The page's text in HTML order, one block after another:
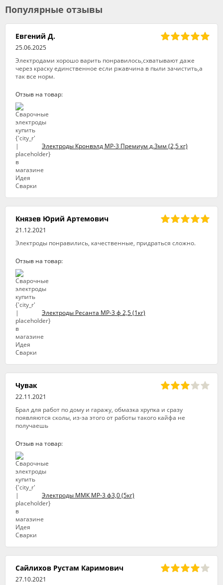
Популярные отзывы
Евгений Д.
25.06.2025
Электродами хорошо варить понравилось,схватывают даже
через краску единственное если ржавчина в пыли зачистить,а
так все норм.
Отзыв на товар:
Электроды Кронвэлд МР-3 Премиум д.3мм (2,5 кг)
Князев Юрий Артемович
21.12.2021
Электроды понравились, качественные, придраться сложно.
Отзыв на товар:
Электроды Ресанта МР-3 ф 2,5 (1кг)
Чувак
22.11.2021
Брал для работ по дому и гаражу, обмазка хрупка и сразу
появляются сколы, из-за этого от работы такого кайфа не
получаешь
Отзыв на товар:
Электроды ММК МР-3 ф3,0 (5кг)
Сайлихов Рустам Каримович
27.10.2021